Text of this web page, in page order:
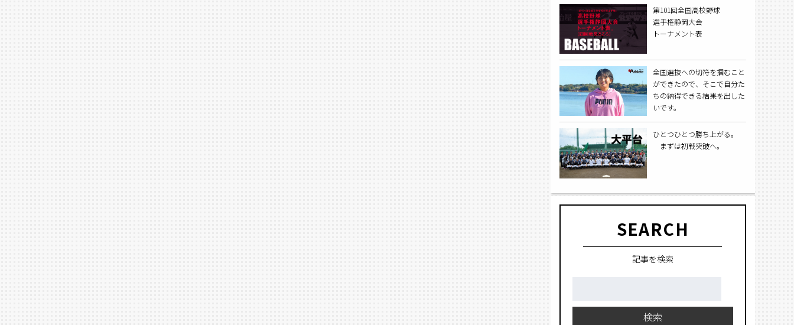
第101回全国高校野球
選手権静岡大会
トーナメント表
全国選抜への切符を掴むこと
ができたので、そこで自分た
ちの納得できる結果を出した
いです。
ひとつひとつ勝ち上がる。
まずは初戦突破へ。
SEARCH
記事を検索
検索